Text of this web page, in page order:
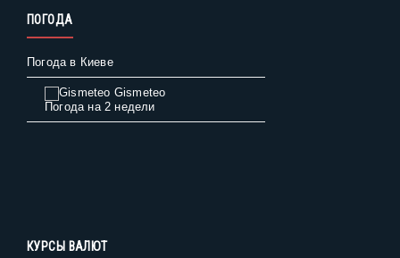
ПОГОДА
Погода в Киеве
Gismeteo
Погода на 2 недели
КУРСЫ ВАЛЮТ